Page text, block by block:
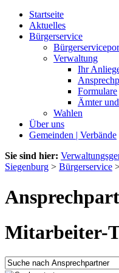
Startseite
Aktuelles
Bürgerservice
Verwaltung
Ihr
Formulare
Ämter
Wahlen
Über uns
Gemeinden | Verbände
Sie sind hier:
Siegenburg > Bürgerservice
Mitarbeiter-